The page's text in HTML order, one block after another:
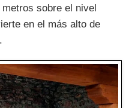
sobre el nivel
en el más alto de